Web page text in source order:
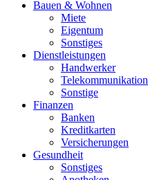
Bauen & Wohnen
Miete
Eigentum
Sonstiges
Dienstleistungen
Handwerker
Telekommunikation
Sonstige
Finanzen
Banken
Kreditkarten
Versicherungen
Gesundheit
Sonstiges